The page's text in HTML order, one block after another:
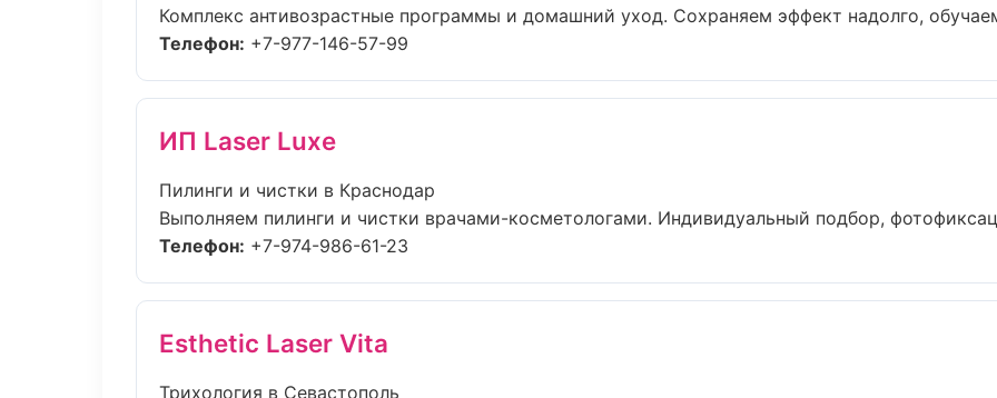
Комплекс антивозрастные программы и домашний уход. Сохраняем эффект надолго,
Телефон: +7-977-146-57-99
ИП Laser Luxe
Пилинги и чистки в Краснодар
Выполняем пилинги и чистки врачами-косметологами. Индивидуальный подбор,
Телефон: +7-974-986-61-23
Esthetic Laser Vita
Трихология в Севастополь